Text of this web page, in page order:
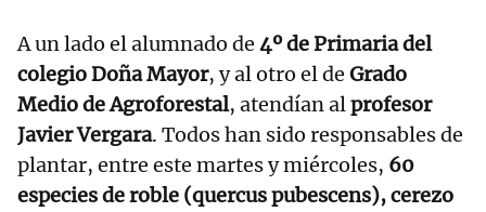
A un lado el alumnado de 4º de Primaria del
colegio Doña Mayor, y al otro el de Grado
Medio de Agroforestal, atendían alprofesor
Javier Vergara. Todos han sido responsables de
plantar, entre este martes y miércoles, 60
especies de roble (quercus pubescens), cerezo